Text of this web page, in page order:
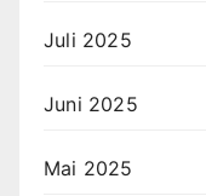
Juli 2025
Juni 2025
Mai 2025